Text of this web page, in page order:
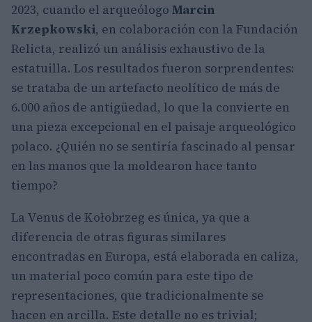
2023, cuando el arqueólogo Marcin
Krzepkowski, en colaboración con la Fundación
Relicta, realizó un análisis exhaustivo de la
estatuilla. Los resultados fueron sorprendentes:
se trataba de un artefacto neolítico de más de
6.000 años de antigüedad, lo que la convierte en
una pieza excepcional en el paisaje arqueológico
polaco. ¿Quién no se sentiría fascinado al pensar
en las manos que la moldearon hace tanto
tiempo?
La Venus de Kołobrzeg es única, ya que a
diferencia de otras figuras similares
encontradas en Europa, está elaborada en caliza,
un material poco común para este tipo de
representaciones, que tradicionalmente se
hacen en arcilla. Este detalle no es trivial;